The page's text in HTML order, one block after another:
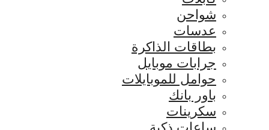
شواحن
عدسات
بطاقات الذاكرة
جرابات موبايل
حوامل للموبايلات
باور بانك
سكرينات